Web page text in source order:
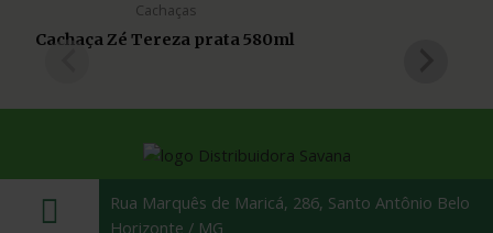
Cachaças
Cachaça Zé Tereza prata 580ml
Rua Marquês de Maricá, 286, Santo Antônio Belo
Horizonte / MG